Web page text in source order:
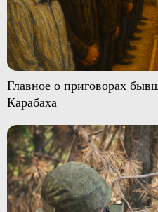
Главное о приговорах
Карабаха